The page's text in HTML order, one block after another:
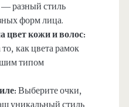
разный стиль
форм лица.
цвет кожи и волос:
как цвета рамок
типом
Выберите очки,